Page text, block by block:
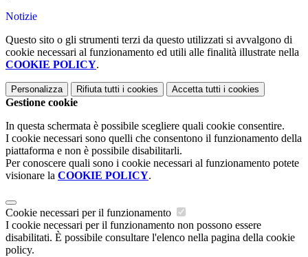
Notizie
Questo sito o gli strumenti terzi da questo utilizzati si avvalgono di
cookie necessari al funzionamento ed utili alle finalità illustrate nella
COOKIE POLICY.
Personalizza Rifiuta tutti i cookies Accetta tutti i cookies
Gestione cookie
In questa schermata è possibile scegliere quali cookie consentire.
I cookie necessari sono quelli che consentono il funzionamento della
piattaforma e non è possibile disabilitarli.
Per conoscere quali sono i cookie necessari al funzionamento potete
visionare la COOKIE POLICY.
Cookie necessari per il funzionamento
I cookie necessari per il funzionamento non possono essere
disabilitati. È possibile consultare l'elenco nella pagina della cookie
policy.